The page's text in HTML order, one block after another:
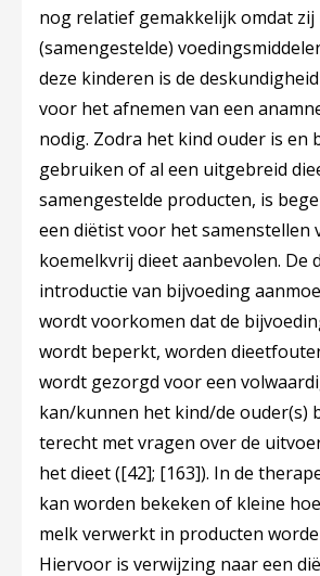
nog relatief gemakkelijk omdat
(samengestelde)
deze kinderen is de
voor het afnemen van een
nodig. Zodra het kind ouder is en
gebruiken of al een uitgebreid
samengestelde producten, is
een diëtist voor het samenstellen
koemelkvrij dieet aanbevolen. De
introductie van bijvoeding
wordt voorkomen dat de
wordt beperkt, worden
wordt gezorgd voor een
kan/kunnen het kind/de ouder(s)
terecht met vragen over de
het dieet ([42]; [163]). In de
kan worden bekeken of kleine
melk verwerkt in producten
Hiervoor is verwijzing naar een